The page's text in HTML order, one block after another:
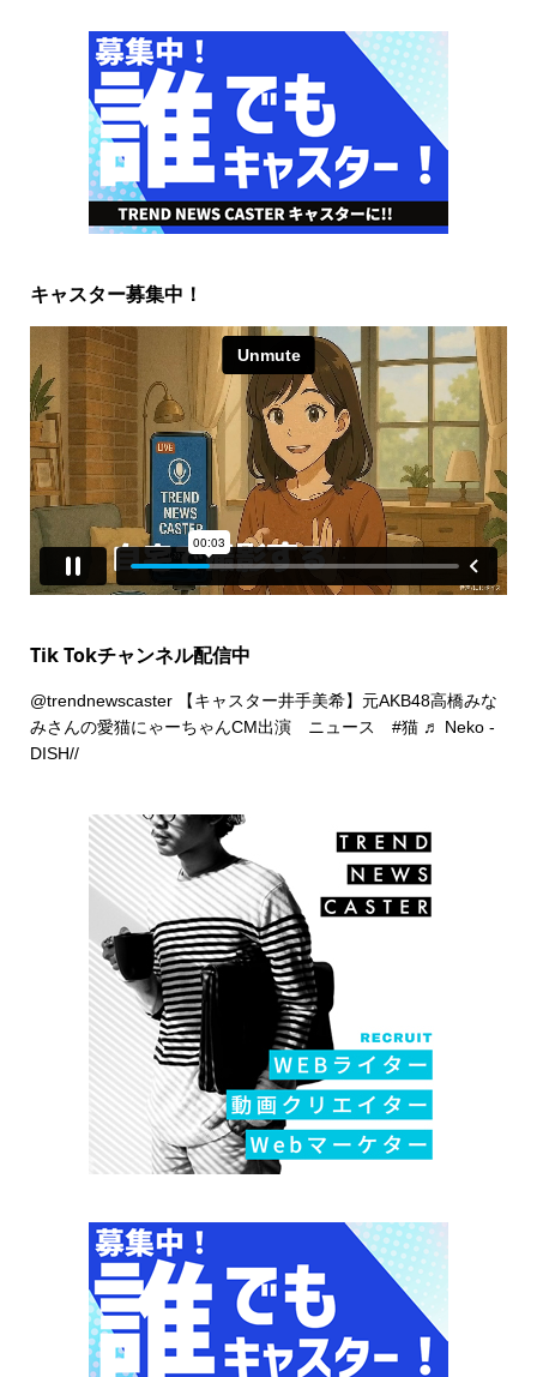
キャスター募集中！
Tik Tokチャンネル配信中
@trendnewscaster【キャスター井手美希】元AKB48高橋みな
みさんの愛猫にゃーちゃんCM出演 ニュース #猫 ♬ Neko -
DISH//